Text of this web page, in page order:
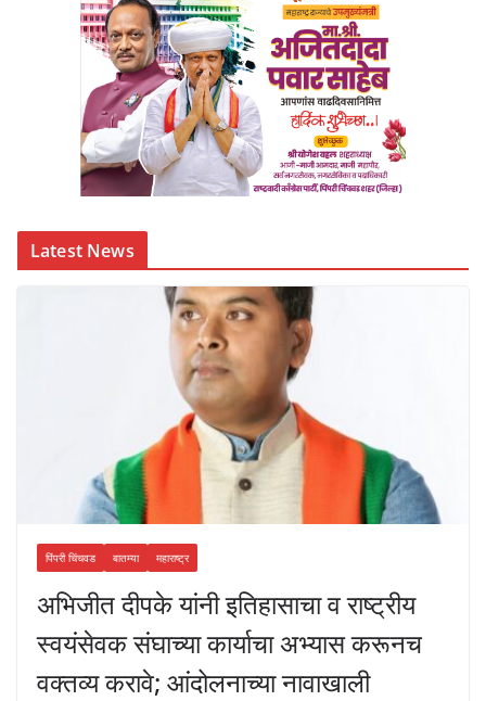
Latest News
पिंपरी चिंचवड बातम्या महाराष्ट्र
अभिजीत दीपके यांनी इतिहासाचा व राष्ट्रीय
स्वयंसेवक संघाच्या कार्याचा अभ्यास करूनच
वक्तव्य करावे; आंदोलनाच्या नावाखाली